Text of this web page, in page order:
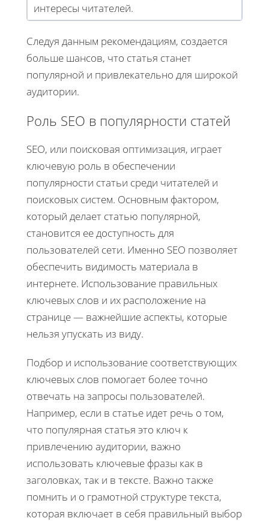
интересы читателей.
Следуя данным рекомендациям, создается
больше шансов, что статья станет
популярной и привлекательно для широкой
аудитории.
Роль SEO в популярности статей
SEO, или поисковая оптимизация, играет
ключевую роль в обеспечении
популярности статьи среди читателей и
поисковых систем. Основным фактором,
который делает статью популярной,
становится ее доступность для
пользователей сети. Именно SEO позволяет
обеспечить видимость материала в
интернете. Использование правильных
ключевых слов и их расположение на
странице — важнейшие аспекты, которые
нельзя упускать из виду.
Подбор и использование соответствующих
ключевых слов помогает более точно
отвечать на запросы пользователей.
Например, если в статье идет речь о том,
что популярная статья это ключ к
привлечению аудитории, важно
использовать ключевые фразы как в
заголовках, так и в тексте. Важно также
помнить и о грамотной структуре текста,
которая включает в себя правильный выбор